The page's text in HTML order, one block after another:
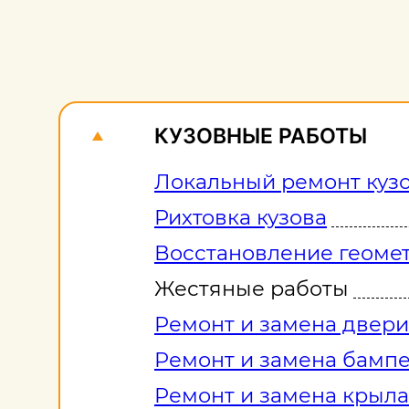
КУЗОВНЫЕ РАБОТЫ
Локальный ремонт
Рихтовка кузова
Восстановление
Жестяные работы
Ремонт и замена двери
Ремонт и замена
Ремонт и замена крыла